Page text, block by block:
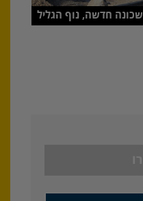
שכונה חדשה, נוף הגליל